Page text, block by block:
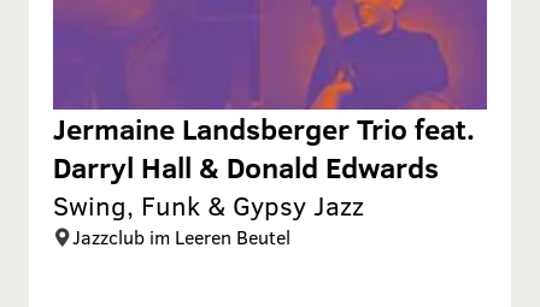
Jermaine Landsberger Trio feat.
Darryl Hall & Donald Edwards
Swing, Funk & Gypsy Jazz
Jazzclub im Leeren Beutel